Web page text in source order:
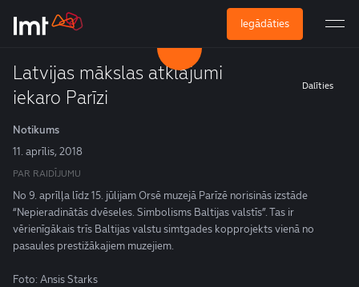
Iegādāties
Latvijas mākslas atklājumi
iekaro Parīzi
Dalīties
Notikums
11. aprīlis, 2018
PAR RAIDĪJUMU
No 9. aprīlļa līdz 15. jūlijam Orsē muzejā Parīzē norisinās izstāde
“Nepieradinātās dvēseles. Simbolisms Baltijas valstīs”. Tas ir
vērienīgākais trīs Baltijas valstu simtgades kopprojekts vienā no
pasaules prestižākajiem muzejiem.
Foto: Ansis Starks